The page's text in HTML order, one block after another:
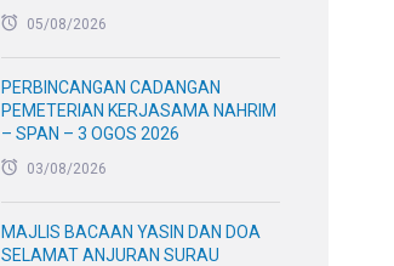
05/08/2026
PERBINCANGAN CADANGAN
PEMETERIAN KERJASAMA NAHRIM
– SPAN – 3 OGOS 2026
03/08/2026
MAJLIS BACAAN YASIN DAN DOA
SELAMAT ANJURAN SURAU